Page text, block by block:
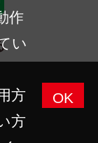
作
い
方
方
OK